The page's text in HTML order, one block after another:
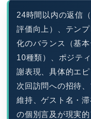
24時間以内の返信
評価向上）、テン
化のバランス（基
10種類）、ポジテ
謝表現、具体的エピ
次回訪問への招待
維持、ゲスト名・
の個別言及が現実的